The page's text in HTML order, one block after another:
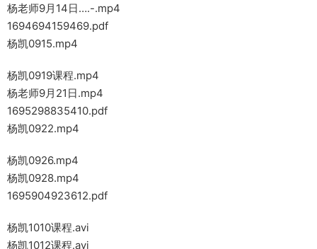
杨老师9月14日….-.mp4
1694694159469.pdf
杨凯0915.mp4
杨凯0919课程.mp4
杨老师9月21日.mp4
1695298835410.pdf
杨凯0922.mp4
杨凯0926.mp4
杨凯0928.mp4
1695904923612.pdf
杨凯1010课程.avi
杨凯1012课程.avi